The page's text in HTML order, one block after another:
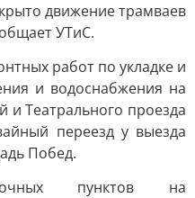
движение трамваев
УТиС.
работ по укладке и
и водоснабжения на
и Театрального проезда
переезд у выезда
Побед.
пунктов на